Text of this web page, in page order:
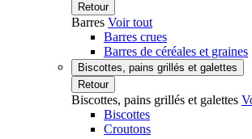
Retour
Barres Voir tout
Barres crues
Barres de céréales et graines
Biscottes, pains grillés et galettes
Retour
Biscottes, pains grillés et galettes
Biscottes
Croutons